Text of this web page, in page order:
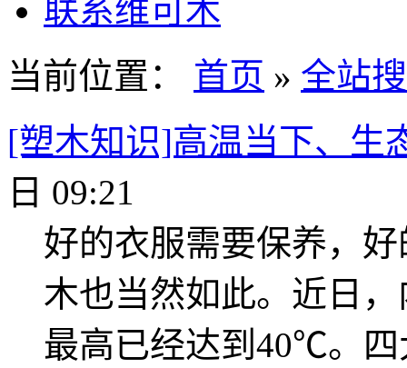
联系维可木
当前位置：
首页 » 全站
[塑木知识]高温当下、生
日 09:21
好的衣服需要保养，
木也当然如此。近日
最高已经达到40℃。